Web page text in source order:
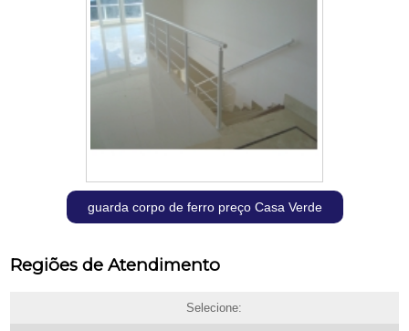
guarda corpo de ferro preço Casa Verde
Regiões de Atendimento
Selecione: